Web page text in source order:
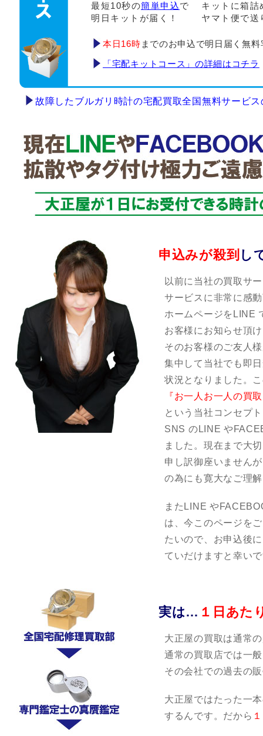
最短10秒の簡単申込で
明日キットが届く！
キットに箱詰
ヤマト便で送
本日16時 までのお申込で明日届く無
「宅配キットコース」の詳細はコチラ
故障したブルガリ時計の宅配買取全国無料サービ
申込みが殺到 し
以前に当社の買取サ
サービスに非常に感
ホームページをLINE
お客様にお知らせ頂
そのお客様のご友人
集中して当社でも即
状況となりました。
『お一人お一人の買
という当社コンセプ
SNS のLINE や
ました。現在まで大
申し訳御座いません
の為にも寛大なご理
またLINE や
は、今このページを
たいので、お申込後
ていだけますと幸い
実は… １日あた
大正屋の買取は通常
通常の買取店では一
その会社での過去の
大正屋ではたった一
するんです。だから